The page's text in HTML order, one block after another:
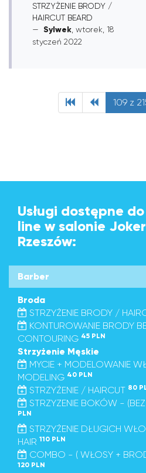
STRZYŻENIE BRODY /
HAIRCUT BEARD
Sylwek , wtorek, 18
styczeń 2022
109 z
Usługi dostępne
line w salonie
Rzeszów:
Barber
Broda
STRZYŻENIE BRODY /
KONTUROWANIE BRODY
CONTOURING 45 PLN
Strzyżenie Męskie
MYCIE + MODELOWANIE
MODELING 40 PLN
STRZYŻENIE / HAIRCUT 80
STRZYZENIE BOKÓW -
PLN
STRZYŻENIE DŁUGICH
HAIR 110 PLN
COMBO - ( WŁOSY +
120 PLN